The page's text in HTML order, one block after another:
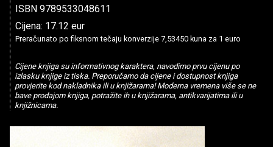
ISBN 9789533048611
Cijena: 17.12 eur
Preračunato po fiksnom tečaju konverzije 7,53450 kuna za 1 euro
Cijene knjiga su informativnog karaktera, navodimo prvu cijenu po
izlasku knjige iz tiska. Preporučamo da cijene i dostupnost knjiga
provjerite kod nakladnika ili u knjižarama! Moderna vremena više se ne
bave prodajom knjiga, potražite ih u knjižarama, antikvarijatima ili u
knjižnicama.